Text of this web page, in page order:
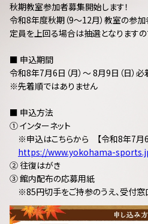
秋期教室参加者募集開始します！
令和8年度秋期（9～12月）教室の参加
定員を上回る場合は抽選となりますの
■ 申込期間
令和8年7月6日（月）～ 8月9日（日）必
※先着順ではありません
■ 申込方法
① インターネット
※申込はこちらから 【令和8年7月6
https://www.yokohama-
② 往復はがき
③ 館内配布の応募用紙
※85円切手をご持参のうえ、受付窓